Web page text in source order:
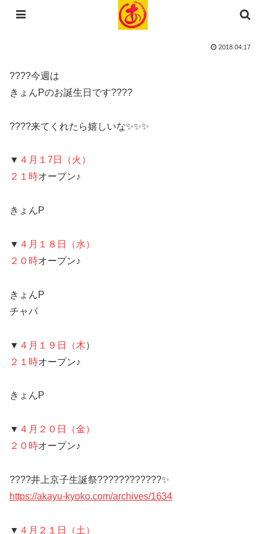
コンテンツへスキップ
2018.04.17
????今週は
きょんPのお誕生日です????
????来てくれたら嬉しいな✨✨✨
▼ ４月１7日（火）
２１時オープン♪
きょんP
▼ ４月１８日（水）
２０時オープン♪
きょんP
チャパ
▼ ４月１９日（木）
２１時オープン♪
きょんP
▼ ４月２０日（金）
２０時オープン♪
????井上京子生誕祭????????????✨
https://akayu-kyoko.com/archives/1634
▼ ４月２１日（土）